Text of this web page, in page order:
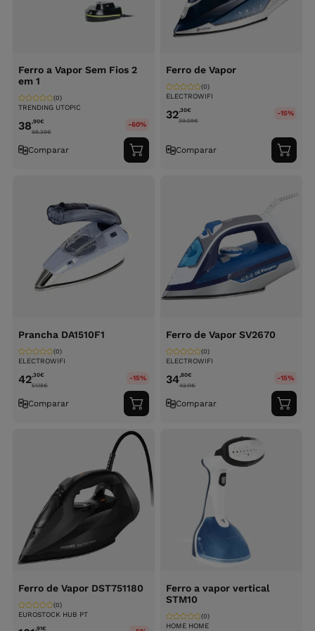
Ferro a Vapor Sem Fios 2
em 1
TRENDING UTOPIC
(0)
38,90€
98.39€
-60%
Comparar
Adicionar
ao
Ferro de Vapor
ELECTROWIFI
(0)
32,30€
39.08€
-15%
Comparar
ao
Prancha DA1510F1
ELECTROWIFI
(0)
42,30€
51.18€
-15%
Comparar
Adicionar
ao
carrinho
Ferro de Vapor SV2670
ELECTROWIFI
(0)
34,80€
42.11€
-15%
Comparar
ao
Ferro de Vapor DST751180
EUROSTOCK HUB PT
(0)
,91€
Ferro a vapor vertical
STM10
HOME HOME
(0)